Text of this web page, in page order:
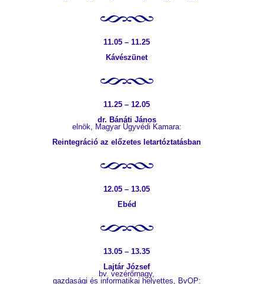
11.05 – 11.25
Kávészünet
11.25 – 12.05
dr. Bánáti János
elnök, Magyar Ügyvédi Kamara:
Reintegráció az előzetes letartóztatásban
12.05 – 13.05
Ebéd
13.05 – 13.35
Lajtár József
bv. vezérőrnagy,
gazdasági és informatikai helyettes, BvOP: